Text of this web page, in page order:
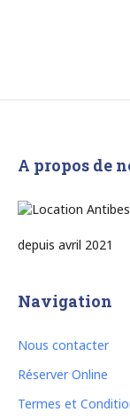
A propos de
depuis avril 2021
Navigation
Nous contacter
Réserver Online
Termes et